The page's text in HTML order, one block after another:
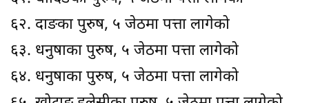
६२. दाङका पुरुष, ५ जेठमा पत्ता लागेको
६३. धनुषाका पुरुष, ५ जेठमा पत्ता लागेको
६४. धनुषाका पुरुष, ५ जेठमा पत्ता लागेको